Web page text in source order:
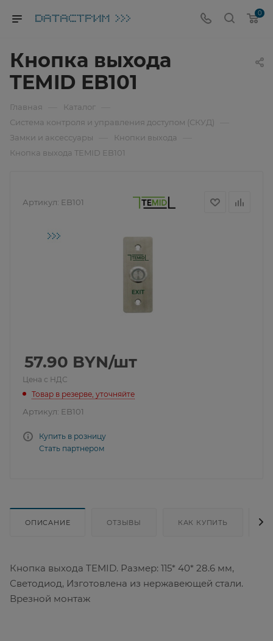
0
Кнопка выхода
TEMID EB101
Главная Каталог
Система контроля и управления доступом (СКУД)
Замки и аксессуары Кнопки выхода
Кнопка выхода TEMID EB101
Артикул: EB101
57.90 BYN/шт
Цена с НДС
Товар в резерве, уточняйте
Артикул: EB101
Купить в розницу
Стать партнером
ОПИСАНИЕ ОТЗЫВЫ КАК КУПИТЬ
Кнопка выхода TEMID. Размер: 115* 40* 28.6 мм,
Светодиод, Изготовлена из нержавеющей стали.
Врезной монтаж